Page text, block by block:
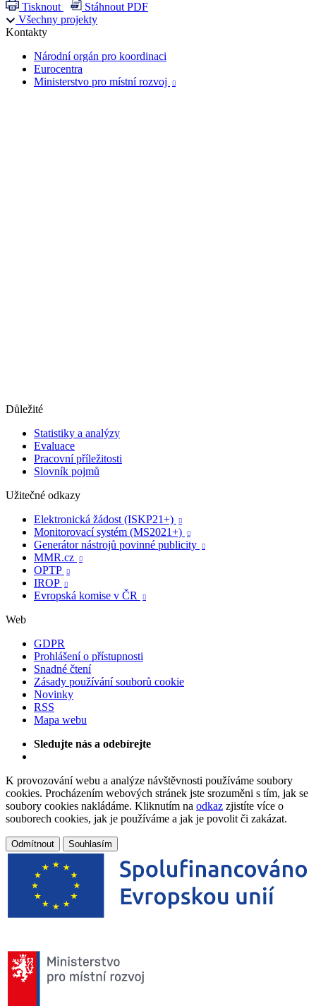
Tisknout
Stáhnout PDF
Všechny projekty
Kontakty
Národní orgán pro koordinaci
Eurocentra
Ministerstvo pro místní rozvoj

Důležité
Statistiky a analýzy
Evaluace
Pracovní příležitosti
Slovník pojmů
Užitečné odkazy
Elektronická žádost (ISKP21+)

Monitorovací systém (MS2021+) 
Generátor nástrojů povinné publicity 
MMR.cz 
OPTP 
IROP 
Evropská komise v ČR 
Web
GDPR
Prohlášení o přístupnosti
Snadné čtení
Zásady používání souborů cookie
Novinky
RSS
Mapa webu
Sledujte nás a odebírejte
K provozování webu a analýze návštěvnosti používáme soubory
cookies. Procházením webových stránek jste srozuměni s tím, jak se
soubory cookies nakládáme. Kliknutím na odkaz zjistíte více o
souborech cookies, jak je používáme a jak je povolit či zakázat.
Odmítnout Souhlasím